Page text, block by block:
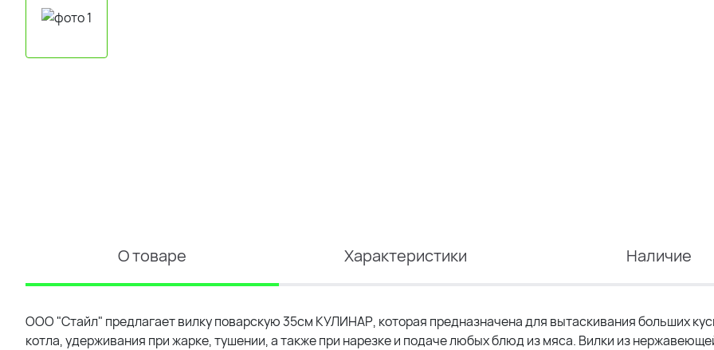
О товаре Характеристики Наличие
ООО "Стайл" предлагает вилку поварскую 35см КУЛИНАР, которая предназначена для вытаскивания больших
котла, удерживания при жарке, тушении, а также при нарезке и подаче любых блюд из мяса. Вилки из